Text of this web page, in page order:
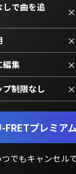
FRETプレミア
つでもキャンセル
しで曲を追
×
×
編集 ×
制限なし ×